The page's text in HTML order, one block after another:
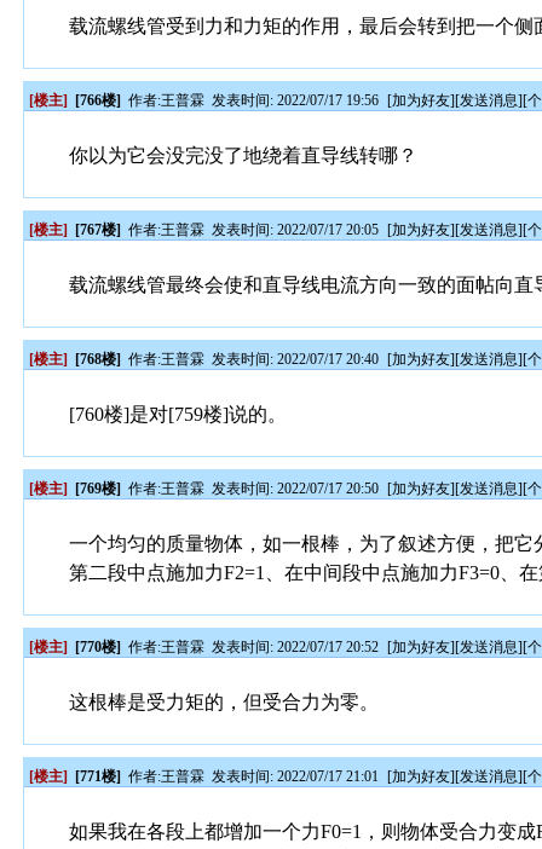
载流螺线管受到力和力矩的作用，最后会转到把一个
[楼主] [766楼] 作者:王普霖 发表时间: 2022/07/17 19:56 [加为好友][发送消息][
你以为它会没完没了地绕着直导线转哪？
[楼主] [767楼] 作者:王普霖 发表时间: 2022/07/17 20:05 [加为好友][发送消息][
载流螺线管最终会使和直导线电流方向一致的面帖向直
[楼主] [768楼] 作者:王普霖 发表时间: 2022/07/17 20:40 [加为好友][发送消息][
[760楼]是对[759楼]说的。
[楼主] [769楼] 作者:王普霖 发表时间: 2022/07/17 20:50 [加为好友][发送消息][
一个均匀的质量物体，如一根棒，为了叙述方便，把
第二段中点施加力F2=1、在中间段中点施加力F3=0、
[楼主] [770楼] 作者:王普霖 发表时间: 2022/07/17 20:52 [加为好友][发送消息][
这根棒是受力矩的，但受合力为零。
[楼主] [771楼] 作者:王普霖 发表时间: 2022/07/17 21:01 [加为好友][发送消息][
如果我在各段上都增加一个力F0=1，则物体受合力变